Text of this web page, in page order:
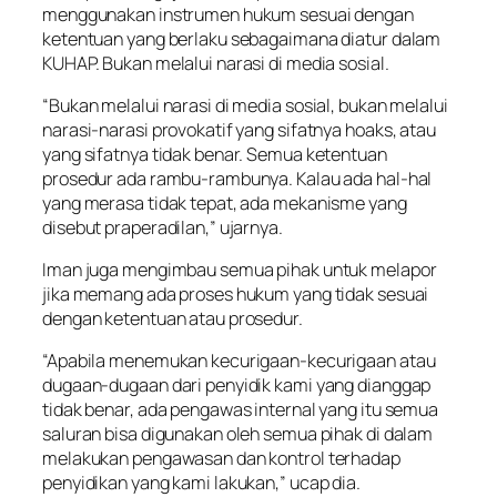
menggunakan instrumen hukum sesuai dengan
ketentuan yang berlaku sebagaimana diatur dalam
KUHAP. Bukan melalui narasi di media sosial.
“Bukan melalui narasi di media sosial, bukan melalui
narasi-narasi provokatif yang sifatnya hoaks, atau
yang sifatnya tidak benar. Semua ketentuan
prosedur ada rambu-rambunya. Kalau ada hal-hal
yang merasa tidak tepat, ada mekanisme yang
disebut praperadilan,” ujarnya.
Iman juga mengimbau semua pihak untuk melapor
jika memang ada proses hukum yang tidak sesuai
dengan ketentuan atau prosedur.
“Apabila menemukan kecurigaan-kecurigaan atau
dugaan-dugaan dari penyidik kami yang dianggap
tidak benar, ada pengawas internal yang itu semua
saluran bisa digunakan oleh semua pihak di dalam
melakukan pengawasan dan kontrol terhadap
penyidikan yang kami lakukan,” ucap dia.